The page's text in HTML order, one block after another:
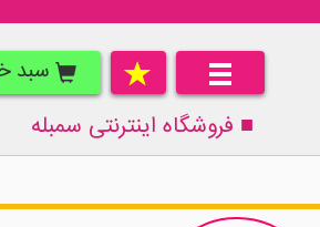
سبد
■ فروشگاه اینترنتی سمبله